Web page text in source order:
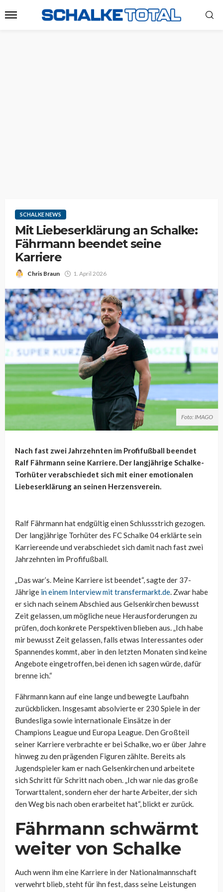
SCHALKE NEWS
Mit Liebeserklärung an Schalke:
Fährmann beendet seine
Karriere
Chris Braun 1. April 2026
Foto: IMAGO
Nach fast zwei Jahrzehnten im Profifußball beendet
Ralf Fährmann seine Karriere. Der langjährige Schalke-
Torhüter verabschiedet sich mit einer emotionalen
Liebeserklärung an seinen Herzensverein.
Ralf Fährmann hat endgültig einen Schlussstrich gezogen.
Der langjährige Torhüter des FC Schalke 04 erklärte sein
Karriereende und verabschiedet sich damit nach fast zwei
Jahrzehnten im Profifußball.
„Das war’s. Meine Karriere ist beendet“, sagte der 37-
Jährige in einem Interview mit transfermarkt.de. Zwar habe
er sich nach seinem Abschied aus Gelsenkirchen bewusst
Zeit gelassen, um mögliche neue Herausforderungen zu
prüfen, doch konkrete Perspektiven blieben aus. „Ich habe
mir bewusst Zeit gelassen, falls etwas Interessantes oder
Spannendes kommt, aber in den letzten Monaten sind keine
Angebote eingetroffen, bei denen ich sagen würde, dafür
brenne ich.“
Fährmann kann auf eine lange und bewegte Laufbahn
zurückblicken. Insgesamt absolvierte er 230 Spiele in der
Bundesliga sowie internationale Einsätze in der
Champions League und Europa League. Den Großteil
seiner Karriere verbrachte er bei Schalke, wo er über Jahre
hinweg zu den prägenden Figuren zählte. Bereits als
Jugendspieler kam er nach Gelsenkirchen und arbeitete
sich Schritt für Schritt nach oben. „Ich war nie das große
Torwarttalent, sondern eher der harte Arbeiter, der sich
den Weg bis nach oben erarbeitet hat“, blickt er zurück.
Fährmann schwärmt
weiter von Schalke
Auch wenn ihm eine Karriere in der Nationalmannschaft
verwehrt blieb, steht für ihn fest, dass seine Leistungen